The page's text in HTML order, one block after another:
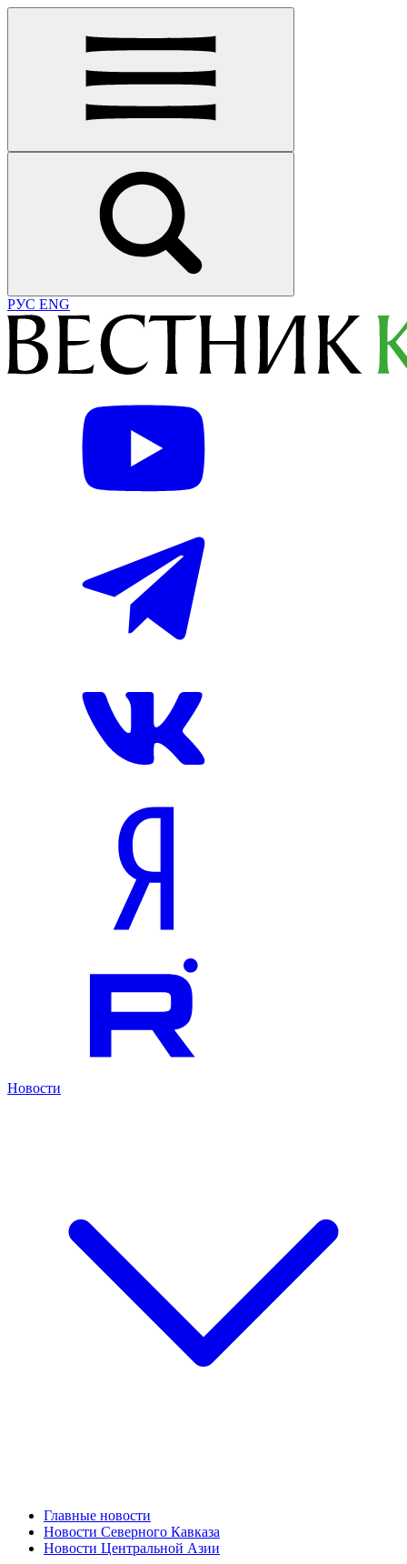
РУС ENG
Новости
Главные новости
Новости Северного Кавказа
Новости Центральной Азии